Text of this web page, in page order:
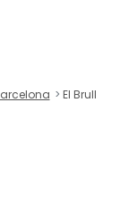
El Brull